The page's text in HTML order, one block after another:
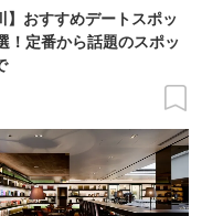
】おすすめデートスポッ
！定番から話題のスポッ